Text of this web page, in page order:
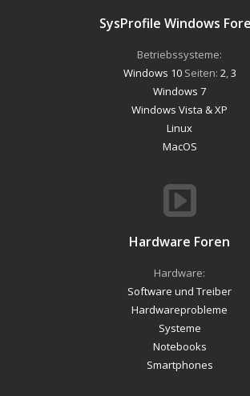
SysProfile Windows
Betriebssysteme:
Windows 10Seiten: 2 3
Windows 7
Windows Vista & XP
Linux
MacOS
Hardware Foren
Hardware:
Software und Treiber
Hardwareprobleme
Systeme
Notebooks
Smartphones